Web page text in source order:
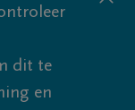
dit te
en